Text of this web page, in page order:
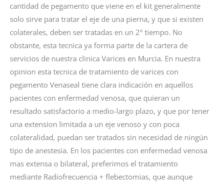
cantidad de pegamento que viene en el kit generalmente
solo sirve para tratar el eje de una pierna, y que si existen
colaterales, deben ser tratadas en un 2º tiempo. No
obstante, esta tecnica ya forma parte de la cartera de
servicios de nuestra clinica Varices en Murcia. En nuestra
opinion esta tecnica de tratamiento de varices con
pegamento Venaseal tiene clara indicación en aquellos
pacientes con enfermedad venosa, que quieran un
resultado satisfactorio a medio-largo plazo, y que por tener
una extension limitada a un eje venoso y con poca
colateralidad, puedan ser tratados sin necesidad de ningún
tipo de anestesia. En los pacientes con enfermedad venosa
mas extensa o bilateral, preferimos el tratamiento
mediante Radiofrecuencia + flebectomias, que aunque